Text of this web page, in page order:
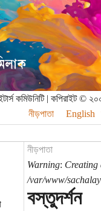
কমিউনিটি | কপিরাইট ©
নীড়পাতা
English
নীড়পাতা
Warning: Creating
/var/www/
বস্তুদর্শন